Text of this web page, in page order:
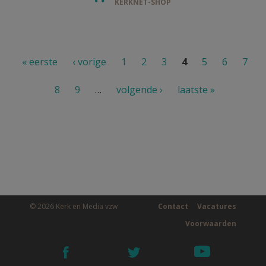
KERKNET-SHOP
« eerste ‹ vorige 1 2 3 4 5 6 7
8 9 … volgende › laatste »
© 2026 Kerk en Media vzw Vacatures
Contact
Voorwaarden